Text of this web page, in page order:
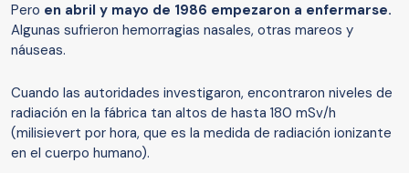
Pero en abril y mayo de 1986 empezaron a enfermarse.
Algunas sufrieron hemorragias nasales, otras mareos y
náuseas.
Cuando las autoridades investigaron, encontraron niveles de
radiación en la fábrica tan altos de hasta 180 mSv/h
(milisievert por hora, que es la medida de radiación ionizante
en el cuerpo humano).